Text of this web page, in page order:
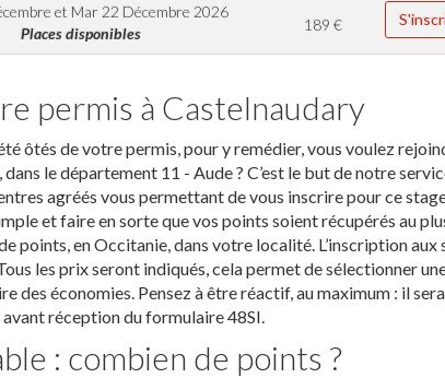
et Mar 22 Décembre 2026
Places disponibles
189€
permis à Castelnaudary
ôtés de votre permis, pour y remédier, vous voulez
le département 11 - Aude ? C’est le but de notre
agréés vous permettant de vous inscrire pour ce
et faire en sorte que vos points soient récupérés au
points, en Occitanie, dans votre localité. L’inscription aux
les prix seront indiqués, cela permet de sélectionner
des économies. Pensez à être réactif, au maximum : il sera
réception du formulaire 48SI.
: combien de points ?